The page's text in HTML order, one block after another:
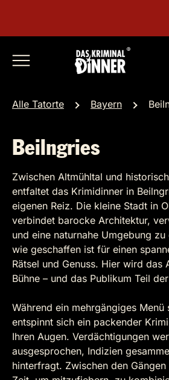
Alle Tatorte Bayern
Beilngries
Zwischen Altmühltal und
entfaltet das Krimidinner in
eigenen Reiz. Die kleine Stadt in
verbindet barocke Architektur,
und eine naturnahe Umgebung
wie geschaffen ist für einen
Rätsel und Genuss. Hier wird das
Bühne – und das Publikum Teil
Während ein mehrgängiges
entspinnt sich ein packender
Ihren Augen. Verdächtigungen
ausgesprochen, Indizien
hinterfragt. Zwischen den